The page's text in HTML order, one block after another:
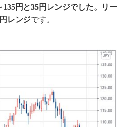
135円と35円レンジでした。リー
レンジです。